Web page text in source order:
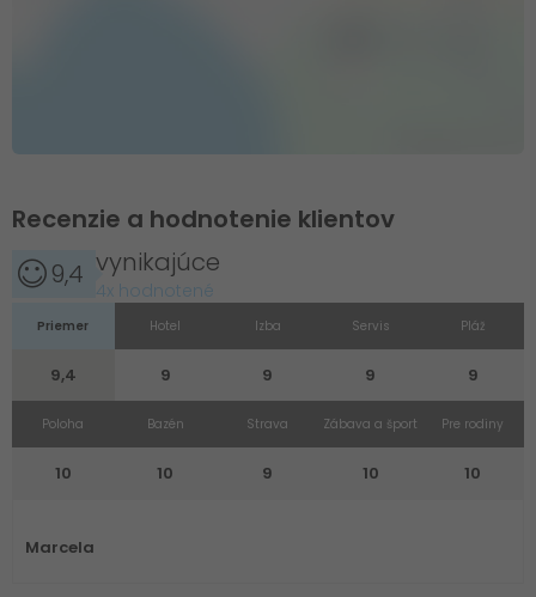
Recenzie a hodnotenie klientov
9,4 vynikajúce
4x hodnotené
Priemer
9,4
Hotel
9
Izba
9
Servis
9
Pláž
9
Poloha
10
Bazén
10
Strava
9
Zábava a šport
10
Pre rodiny
10
Marcela